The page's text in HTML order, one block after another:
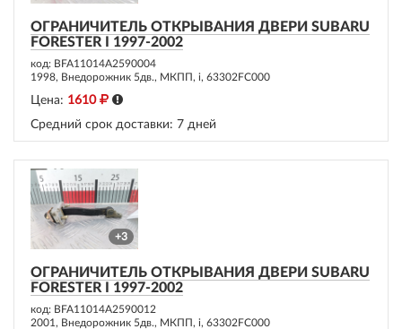
ОГРАНИЧИТЕЛЬ ОТКРЫВАНИЯ ДВЕРИ SUBARU
FORESTER I 1997-2002
код: BFA11014A2590004
1998, Внедорожник 5дв., МКПП, i, 63302FC000
Цена: 1610
Средний срок доставки: 7 дней
+3
ОГРАНИЧИТЕЛЬ ОТКРЫВАНИЯ ДВЕРИ SUBARU
FORESTER I 1997-2002
код: BFA11014A2590012
2001, Внедорожник 5дв., МКПП, i, 63302FC000